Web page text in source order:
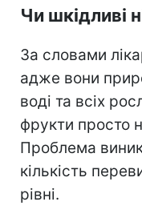
Чи шкідливі
За словами
адже вони
воді та всіх
фрукти просто
Проблема
кількість
рівні.